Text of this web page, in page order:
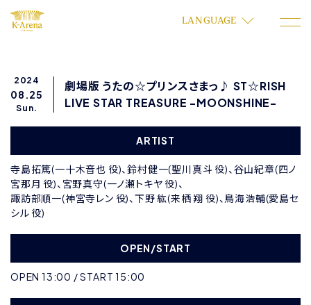
LANGUAGE
2024
08.25
Sun.
劇場版 うたの☆プリンスさまっ♪ ST☆RISH
LIVE STAR TREASURE -MOONSHINE-
ARTIST
寺島拓篤(一十木音也 役)、鈴村健一(聖川真斗 役)、谷山紀章(四ノ
宮那月 役)、宮野真守(一ノ瀬トキヤ 役)、
諏訪部順一(神宮寺レン 役)、下野 紘(来栖 翔 役)、鳥海浩輔(愛島セ
シル 役)
OPEN/START
OPEN 13:00 / START 15:00